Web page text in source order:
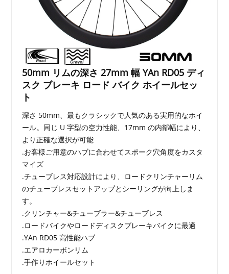
50mm リムの深さ 27mm 幅 YAn RD05 ディ
スク ブレーキ ロード バイク ホイールセッ
ト
深さ 50mm、最もクラシックで人気のある実用的なホイ
ール。同じ U 字型の空力性能、17mm の内部幅により、
より正確な選択が可能
.お客様ご用意のハブに合わせてスポーク穴角度をカスタ
マイズ
.チューブレス対応設計により、ロードクリンチャーリム
のチューブレスセットアップとシーリングが向上しま
す。
.クリンチャー&チューブラー&チューブレス
.ロードバイクやロードディスクブレーキバイクに最適
.YAn RD05 高性能ハブ
.エアロカーボンリム
.手作りホイールセット